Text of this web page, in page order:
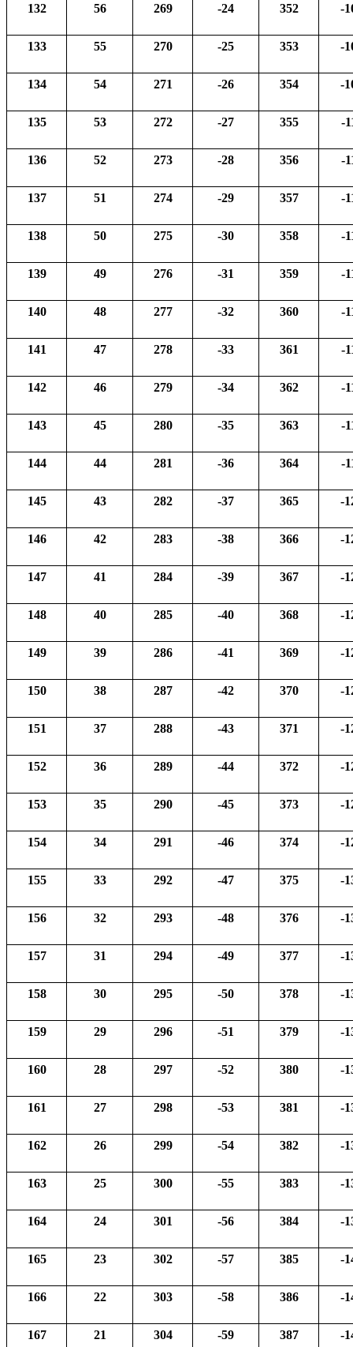
132 56 269 -24 352 -
133 55 270 -25 353 -
134 54 271 -26 354 -
135 53 272 -27 355 -
136 52 273 -28 356 -
137 51 274 -29 357 -
138 50 275 -30 358 -
139 49 276 -31 359 -
140 48 277 -32 360 -
141 47 278 -33 361 -
142 46 279 -34 362 -
143 45 280 -35 363 -
144 44 281 -36 364 -
145 43 282 -37 365 -
146 42 283 -38 366 -
147 41 284 -39 367 -
148 40 285 -40 368 -
149 39 286 -41 369 -
150 38 287 -42 370 -
151 37 288 -43 371 -
152 36 289 -44 372 -
153 35 290 -45 373 -
154 34 291 -46 374 -
155 33 292 -47 375 -
156 32 293 -48 376 -
157 31 294 -49 377 -
158 30 295 -50 378 -
159 29 296 -51 379 -
160 28 297 -52 380 -
161 27 298 -53 381 -
162 26 299 -54 382 -
163 25 300 -55 383 -
164 24 301 -56 384 -
165 23 302 -57 385 -
166 22 303 -58 386 -
167 21 304 -59 387 -